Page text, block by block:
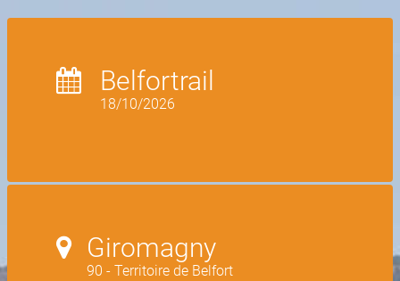
Belfortrail
18/10/2026
Giromagny
90 - Territoire de Belfort